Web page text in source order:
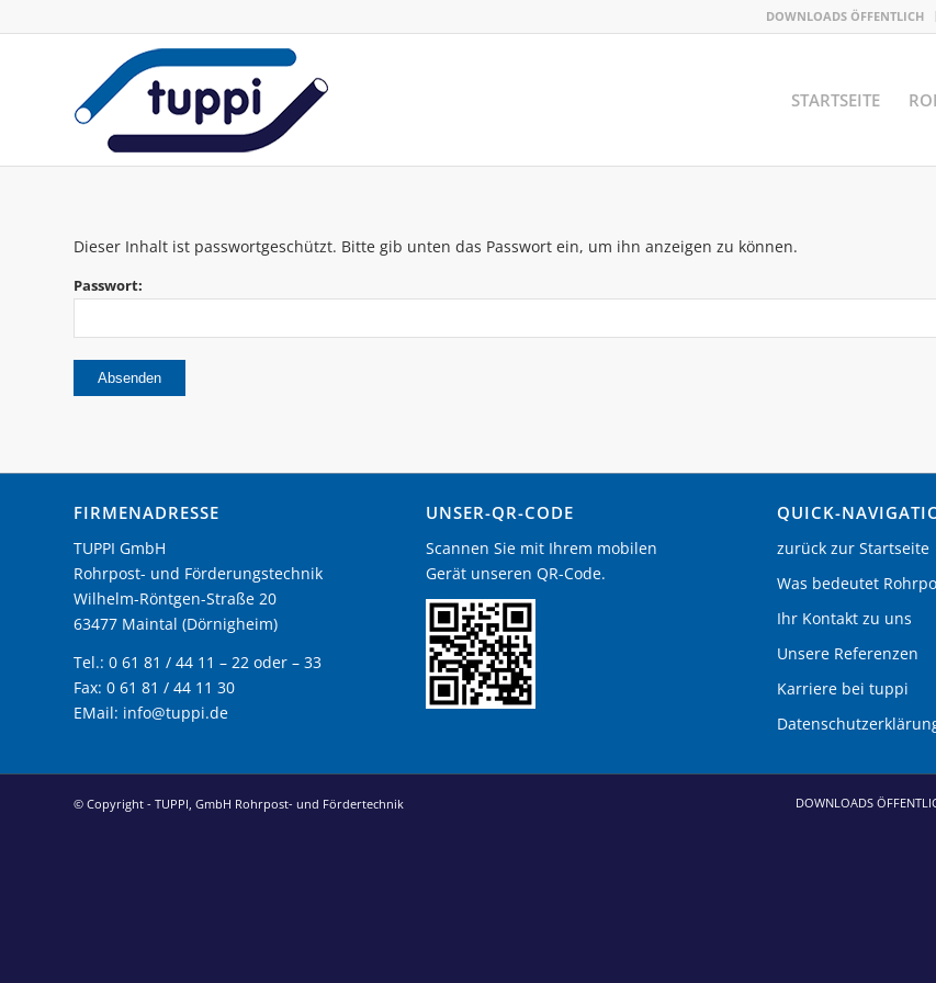
DOWNLOADS ÖFFENTLICH
STARTSEITE
Dieser Inhalt ist passwortgeschützt. Bitte gib unten das Passwort ein, um ihn anzeigen zu können.
Passwort:
FIRMENADRESSE
TUPPI GmbH
Rohrpost- und Förderungstechnik
Wilhelm-Röntgen-Straße 20
63477 Maintal (Dörnigheim)
Tel.: 0 61 81 / 44 11 – 22 oder – 33
Fax: 0 61 81 / 44 11 30
EMail: info@tuppi.de
UNSER-QR-CODE
Scannen Sie mit Ihrem mobilen
Gerät unseren QR-Code.
QUICK-
zurück zur Startseite
Was bedeutet
Ihr Kontakt zu uns
Unsere Referenzen
Karriere bei tuppi
© Copyright - TUPPI, GmbH Rohrpost- und Fördertechnik DOWNLOADS